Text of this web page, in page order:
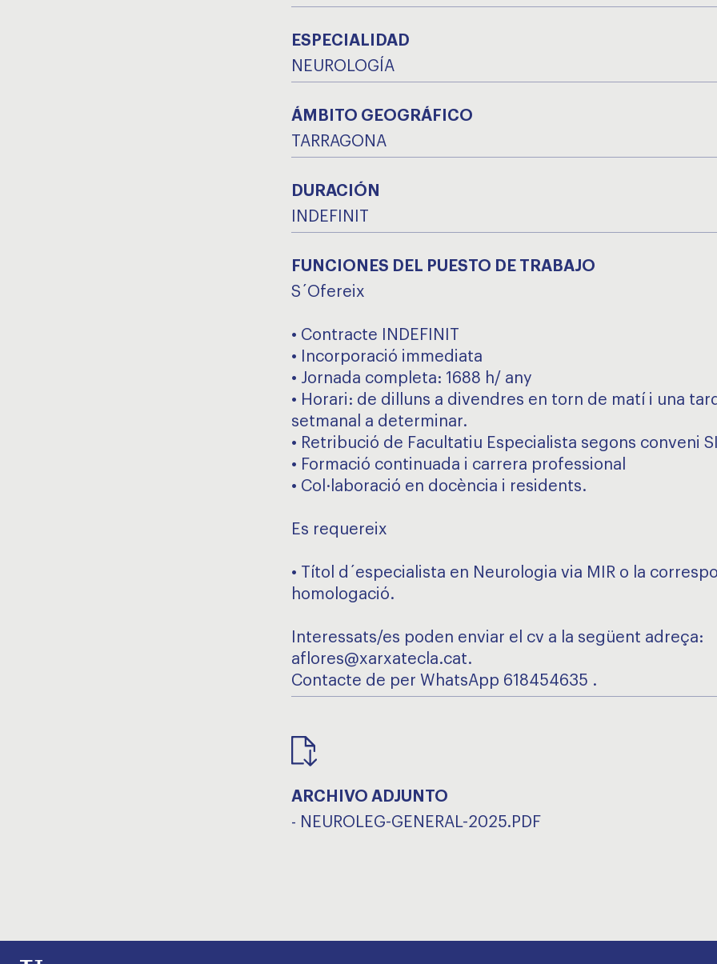
ESPECIALIDAD
NEUROLOGÍA
ÁMBITO GEOGRÁFICO
TARRAGONA
DURACIÓN
INDEFINIT
FUNCIONES DEL PUESTO DE TRABAJO
S´Ofereix
• Contracte INDEFINIT
• Incorporació immediata
• Jornada completa: 1688 h/ any
• Horari: de dilluns a divendres en torn de matí i una
setmanal a determinar.
• Retribució de Facultatiu Especialista segons conveni
• Formació continuada i carrera professional
• Col·laboració en docència i residents.
Es requereix
• Títol d´especialista en Neurologia via MIR o la
homologació.
Interessats/es poden enviar el cv a la següent adreça:
aflores@xarxatecla.cat.
Contacte de per WhatsApp 618454635 .
ARCHIVO ADJUNTO
- NEUROLEG-GENERAL-2025.PDF